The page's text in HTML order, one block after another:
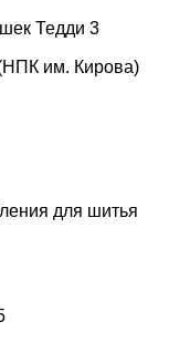
Тедди 3
им. Кирова)
для шитья